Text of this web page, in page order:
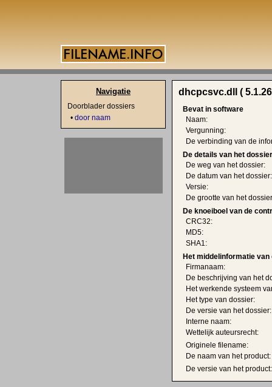
dhcpcsvc.dll (
Bevat in software
Naam:
Vergunning:
De verbinding van de
De details van het dossier
De weg van het dossier:
De datum van het dossier:
Versie:
De grootte van het
De knoeiboel van de
CRC32:
MD5:
SHA1:
Het middelinformatie van
Firmanaam:
De beschrijving van het
Het werkende systeem
Het type van dossier:
De versie van het dossier:
Interne naam:
Wettelijk auteursrecht:
Originele filename:
De naam van het product:
De versie van het product:
Navigatie
Doorblader dossiers
• door naam